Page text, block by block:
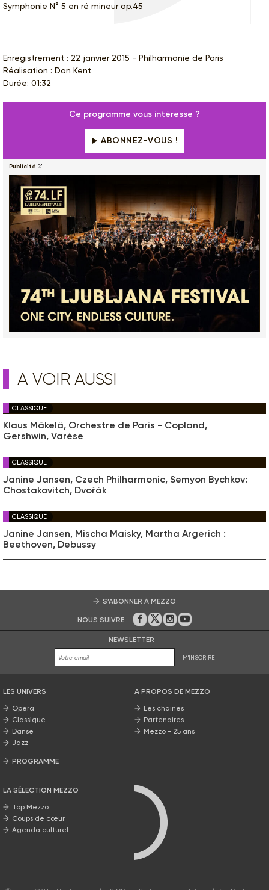
Symphonie N° 5 en ré mineur op.45
Enregistrement : 22 janvier 2015 - Philharmonie de Paris
Réalisation : Don Kent
Durée: 01:32
Ce programme vous intéresse ?
ABONNEZ-VOUS !
Publicité
A VOIR AUSSI
CLASSIQUE
Klaus Mäkelä, Orchestre de Paris - Copland,
Gershwin, Varèse
CLASSIQUE
Janine Jansen, Czech Philharmonic, Semyon Bychkov:
Chostakovitch, Dvořák
CLASSIQUE
Janine Jansen, Mischa Maisky, Martha Argerich :
Beethoven, Debussy
S’ABONNER À MEZZO
NOUS SUIVRE Sur Facebook
Sur Twitter
Sur Instagram
Sur Youtube
NEWSLETTER
M'INSCRIRE
LES UNIVERS
Opéra
Classique
Danse
Jazz
PROGRAMME
LA SÉLECTION MEZZO
Top Mezzo
Coups de cœur
Agenda culturel
A PROPOS DE MEZZO
Les chaînes
Partenaires
Mezzo - 25 ans